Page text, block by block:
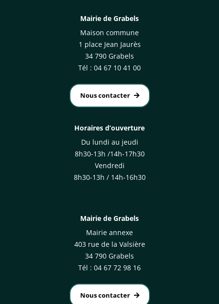
Mairie de Grabels
Maison commune
1 place Jean Jaurès
34 790 Grabels
Tél : 04 67 10 41 00
Nous contacter
Horaires d’ouverture
Du lundi au jeudi
8h30-13h /14h-17h30
Vendredi
8h30-13h / 14h-16h30
Mairie de Grabels
Mairie annexe
403 rue de la Valsière
34 790 Grabels
Tél : 04 67 72 98 16
Nous contacter